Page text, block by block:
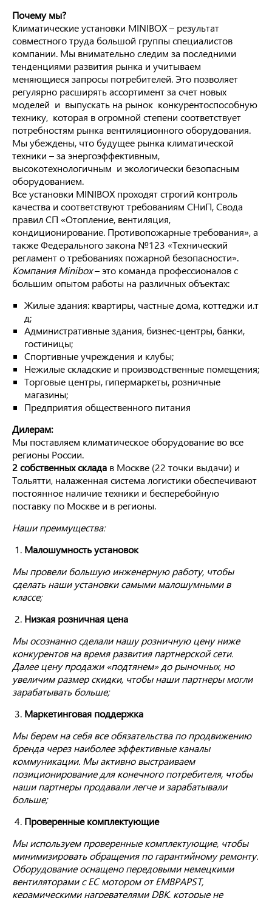
Почему мы?
Климатические установки MINIBOX – результат
совместного труда большой группы специалистов
компании. Мы внимательно следим за последними
тенденциями развития рынка и учитываем
меняющиеся запросы потребителей. Это позволяет
регулярно расширять ассортимент за счет новых
моделей и выпускать на рынок конкурентоспособную
технику, которая в огромной степени соответствует
потребностям рынка вентиляционного оборудования.
Мы убеждены, что будущее рынка климатической
техники – за энергоэффективным,
высокотехнологичным и экологически безопасным
оборудованием.
Все установки MINIBOX проходят строгий контроль
качества и соответствуют требованиям СНиП, Свода
правил СП «Отопление, вентиляция,
кондиционирование. Противопожарные требования», а
также Федерального закона №123 «Технический
регламент о требованиях пожарной безопасности».
КомпанияMinibox– это команда профессионалов с
большим опытом работы на различных объектах:
Жилые здания: квартиры, частные дома, коттеджи и.т
д;
Административные здания, бизнес-центры, банки,
гостиницы;
Спортивные учреждения и клубы;
Нежилые складские и производственные помещения;
Торговые центры, гипермаркеты, розничные
магазины;
Предприятия общественного питания
Дилерам:
Мы поставляем климатическое оборудование во все
регионы России.
2 собственных склада в Москве (22 точки выдачи) и
Тольятти, налаженная система логистики обеспечивают
постоянное наличие техники и бесперебойную
поставку по Москве и в регионы.
Наши преимущества:
Малошумность установок
Мы провели большую инженерную работу, чтобы
сделать наши установки самыми малошумными в
классе;
Низкая розничная цена
Мы осознанно сделали нашу розничную цену ниже
конкурентов на время развития партнерской сети.
Далее цену продажи «подтянем» до рыночных, но
увеличим размер скидки, чтобы наши партнеры могли
зарабатывать больше;
Маркетинговая поддержка
Мы берем на себя все обязательства по продвижению
бренда через наиболее эффективные каналы
коммуникации. Мы активно выстраиваем
позиционирование для конечного потребителя, чтобы
наши партнеры продавали легче и зарабатывали
больше;
Проверенные комплектующие
Мы используем проверенные комплектующие, чтобы
минимизировать обращения по гарантийному ремонту.
Оборудование оснащено передовыми немецкими
вентиляторами с ЕС мотором от EMBPAPST,
керамическими нагревателями DBK, которые не